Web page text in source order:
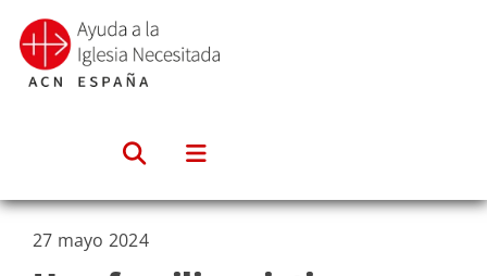
Saltar
contenido
27 mayo 2024